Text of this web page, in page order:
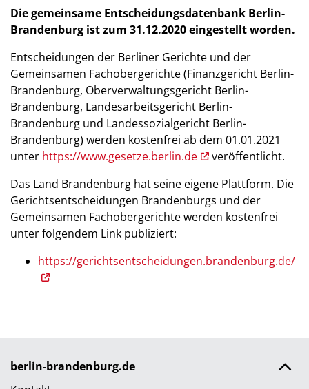
Die gemeinsame Entscheidungsdatenbank Berlin-
Brandenburg ist zum 31.12.2020 eingestellt worden.
Entscheidungen der Berliner Gerichte und der
Gemeinsamen Fachobergerichte (Finanzgericht Berlin-
Brandenburg, Oberverwaltungsgericht Berlin-
Brandenburg, Landesarbeitsgericht Berlin-
Brandenburg und Landessozialgericht Berlin-
Brandenburg) werden kostenfrei ab dem 01.01.2021
unter https://www.gesetze.berlin.de
veröffentlicht.
Das Land Brandenburg hat seine eigene Plattform. Die
Gerichtsentscheidungen Brandenburgs und der
Gemeinsamen Fachobergerichte werden kostenfrei
unter folgendem Link publiziert:
https://gerichtsentscheidungen.brandenburg.de/
berlin-brandenburg.de